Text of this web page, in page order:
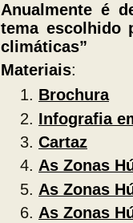
Anualmente é
tema escolhido
climáticas”
Materiais:
Brochura
Infografia
Cartaz
As Zonas
As Zonas
As Zonas